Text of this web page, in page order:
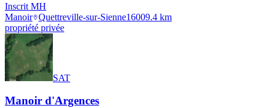
Inscrit MH
Manoir Quettreville-sur-Sienne16009.4 km
propriété privée
SAT
Manoir d'Argences